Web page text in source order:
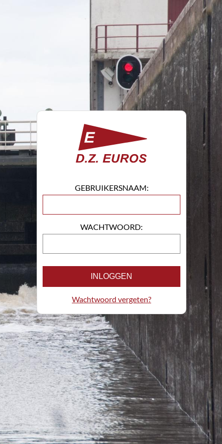
GEBRUIKERSNAAM:
WACHTWOORD:
INLOGGEN
Wachtwoord vergeten?